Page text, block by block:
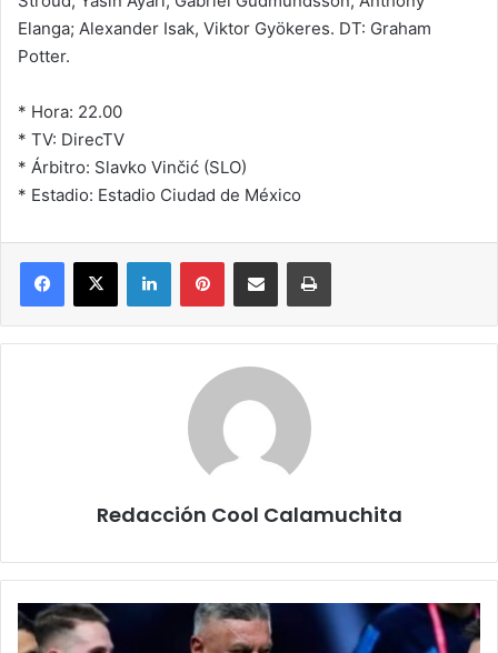
Elanga; Alexander Isak, Viktor Gyökeres. DT: Graham
Potter.
* Hora: 22.00
* TV: DirecTV
* Árbitro: Slavko Vinčić (SLO)
* Estadio: Estadio Ciudad de México
Facebook
X LinkedInPinterestCompartir por correo electrónicoImprimir
Redacción Cool Calamuchita
Tapia
habló